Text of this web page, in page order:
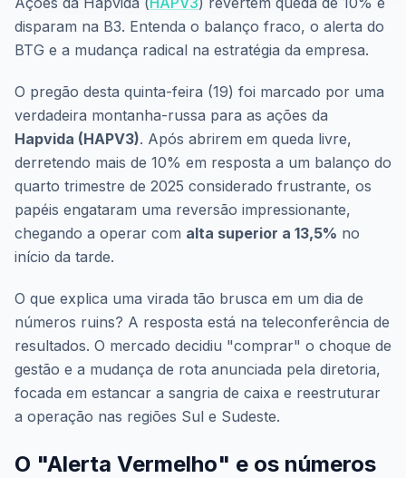
disparam na B3. Entenda o balanço fraco, o alerta do
BTG e a mudança radical na estratégia da empresa.
O pregão desta quinta-feira (19) foi marcado por uma
verdadeira montanha-russa para as ações da
Hapvida (HAPV3). Após abrirem em queda livre,
derretendo mais de 10% em resposta a um balanço do
quarto trimestre de 2025 considerado frustrante, os
papéis engataram uma reversão impressionante,
chegando a operar com alta superior a 13,5% no
início da tarde.
O que explica uma virada tão brusca em um dia de
números ruins? A resposta está na teleconferência de
resultados. O mercado decidiu "comprar" o choque de
gestão e a mudança de rota anunciada pela diretoria,
focada em estancar a sangria de caixa e reestruturar
a operação nas regiões Sul e Sudeste.
O "Alerta Vermelho" e os números